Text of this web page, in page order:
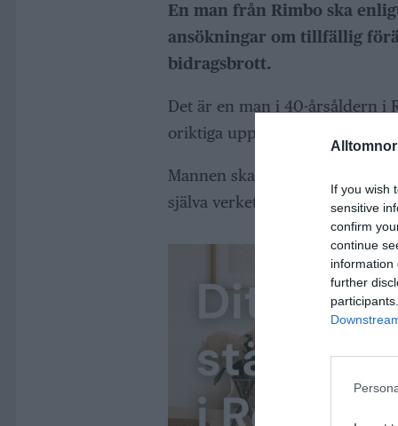
If you wish
sensitive
confirm
continue
information
further
En man från Rimbo ska
ansökningar om tillfällig
bidragsbrott.
Det är en man i 40-årsåldern i
oriktiga uppgifter i sina
Mannen ska enligt åtalet ha
själva verket arbetat vid dessa